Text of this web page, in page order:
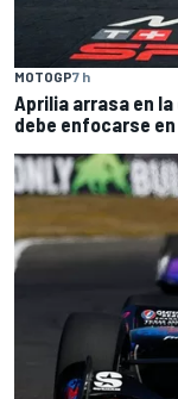
MOTOGP7 h
Aprilia arrasa en
debe enfocarse